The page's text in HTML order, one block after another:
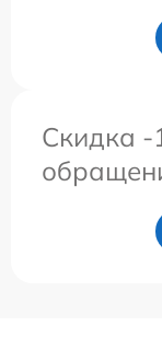
Скидка -